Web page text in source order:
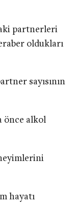
partnerleri
oldukları
sayısının
önce alkol
hayatı